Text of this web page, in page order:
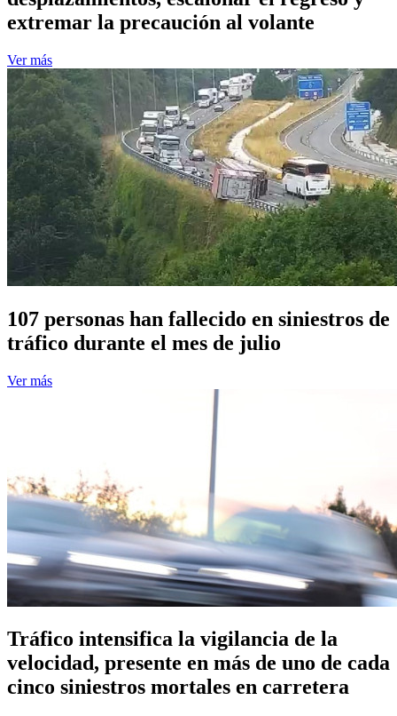
extremar la precaución al volante
Ver más
107 personas han fallecido en siniestros de
tráfico durante el mes de julio
Ver más
Tráfico intensifica la vigilancia de la
velocidad, presente en más de uno de cada
cinco siniestros mortales en carretera